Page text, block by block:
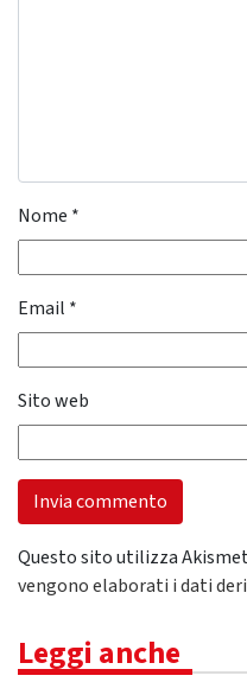
Nome *
Email *
Sito web
Questo sito utilizza
vengono elaborati i dati
Leggi anche